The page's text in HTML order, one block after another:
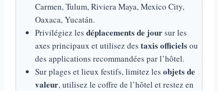
Carmen, Tulum, Riviera Maya, Mexico City,
Oaxaca, Yucatán.
Privilégiez les déplacements de joursur les
axes principaux et utilisez des taxis officiels ou
des applications recommandées par l’hôtel.
Sur plages et lieux festifs, limitez les objets de
valeur, utilisez le coffre de l’hôtel et restez en